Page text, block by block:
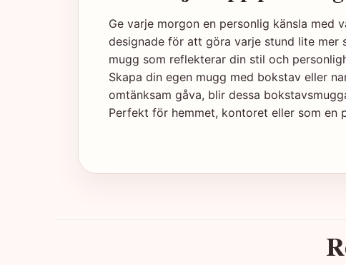
Ge varje morgon en personlig känsla med
designade för att göra varje stund lite mer
mugg som reflekterar din stil och
Skapa din egen mugg med bokstav eller
omtänksam gåva, blir dessa
Perfekt för hemmet, kontoret eller som en